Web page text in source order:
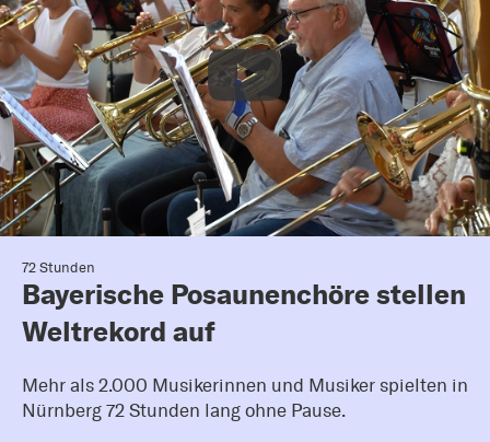
72 Stunden
Bayerische Posaunenchöre stellen
Weltrekord auf
Mehr als 2.000 Musikerinnen und Musiker spielten in
Nürnberg 72 Stunden lang ohne Pause.